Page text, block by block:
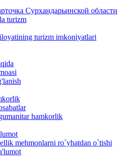
Сурхандарьинской области
turizm
turizm imkoniyatlari
hamkorlik
mehmonlarni ro`yhatdan o`tishi